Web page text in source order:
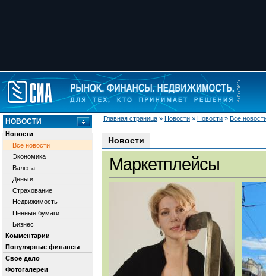
Главная страница » Новости » Новости » Все
НОВОСТИ
Новости
Все новости
Экономика
Валюта
Деньги
Страхование
Недвижимость
Ценные бумаги
Бизнес
Комментарии
Популярные финансы
Свое дело
Фотогалереи
Новости
Маркетплейсы